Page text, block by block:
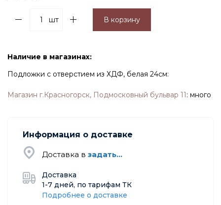
шт В корзину
Наличие в магазинах:
Подложки с отверстием из ХДФ, белая 24см:
Магазин г.Красногорск, Подмосковный бульвар 11: много
Информация о доставке
Доставка в задать...
Доставка
1-7 дней, по тарифам ТК
Подробнее о доставке